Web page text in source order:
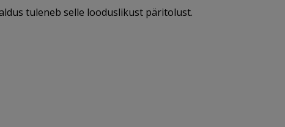
tuleneb selle looduslikust päritolust.